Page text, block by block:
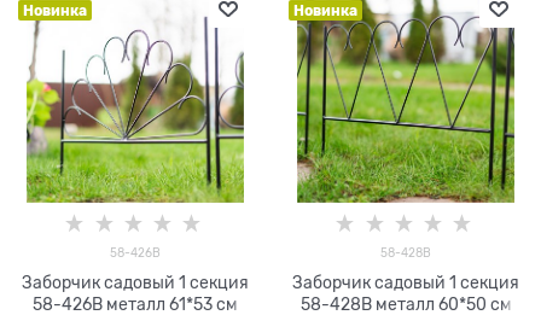
Новинка
58-426B
Заборчик садовый 1 секция
58-426B металл 61*53 см
Новинка
58-428B
Заборчик садовый 1 секция
58-428B металл 60*50 см